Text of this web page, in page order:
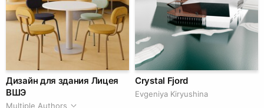
Дизайн для здания Лицея
ВШЭ
Multiple Authors
Crystal Fjord
Evgeniya Kiryushina